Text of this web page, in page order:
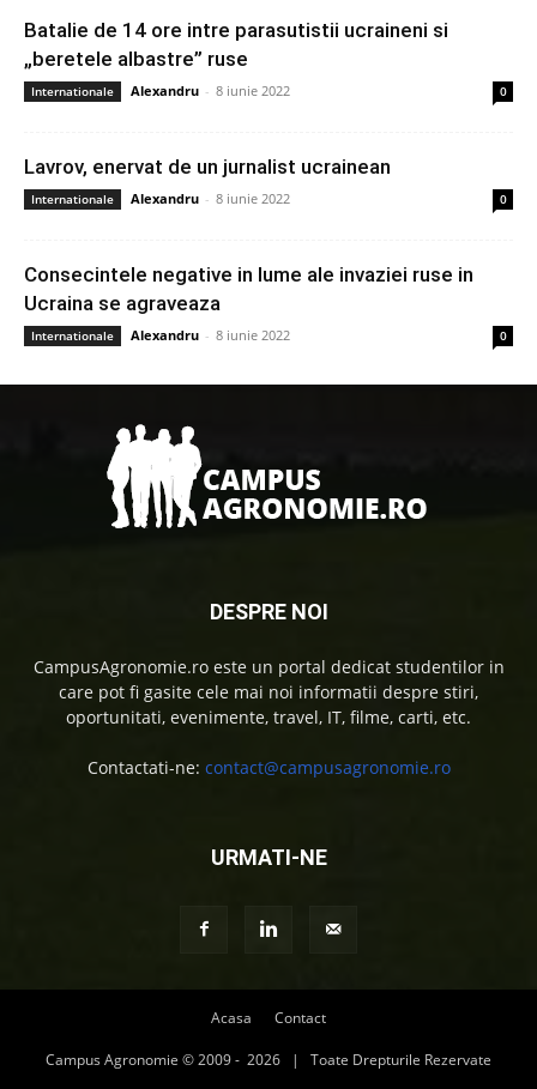
Batalie de 14 ore intre parasutistii ucraineni si
„beretele albastre” ruse
Internationale Alexandru - 8 iunie 2022 0
Lavrov, enervat de un jurnalist ucrainean
Internationale Alexandru - 8 iunie 2022 0
Consecintele negative in lume ale invaziei ruse in
Ucraina se agraveaza
Internationale Alexandru - 8 iunie 2022 0
DESPRE NOI
CampusAgronomie.ro este un portal dedicat studentilor in
care pot fi gasite cele mai noi informatii despre stiri,
oportunitati, evenimente, travel, IT, filme, carti, etc.
Contactati-ne: contact@campusagronomie.ro
URMATI-NE
Acasa Contact
Campus Agronomie © 2009 - 2026 | Toate Drepturile Rezervate